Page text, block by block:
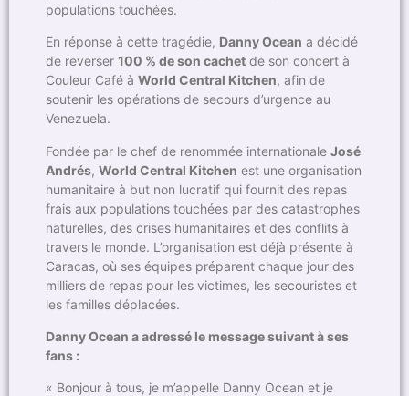
populations touchées.
En réponse à cette tragédie, Danny Ocean a décidé
de reverser 100 % de son cachet de son concert à
Couleur Café à World Central Kitchen, afin de
soutenir les opérations de secours d’urgence au
Venezuela.
Fondée par le chef de renommée internationale José
Andrés, World Central Kitchen est une organisation
humanitaire à but non lucratif qui fournit des repas
frais aux populations touchées par des catastrophes
naturelles, des crises humanitaires et des conflits à
travers le monde. L’organisation est déjà présente à
Caracas, où ses équipes préparent chaque jour des
milliers de repas pour les victimes, les secouristes et
les familles déplacées.
Danny Ocean a adressé le message suivant à ses
fans :
« Bonjour à tous, je m’appelle Danny Ocean et je